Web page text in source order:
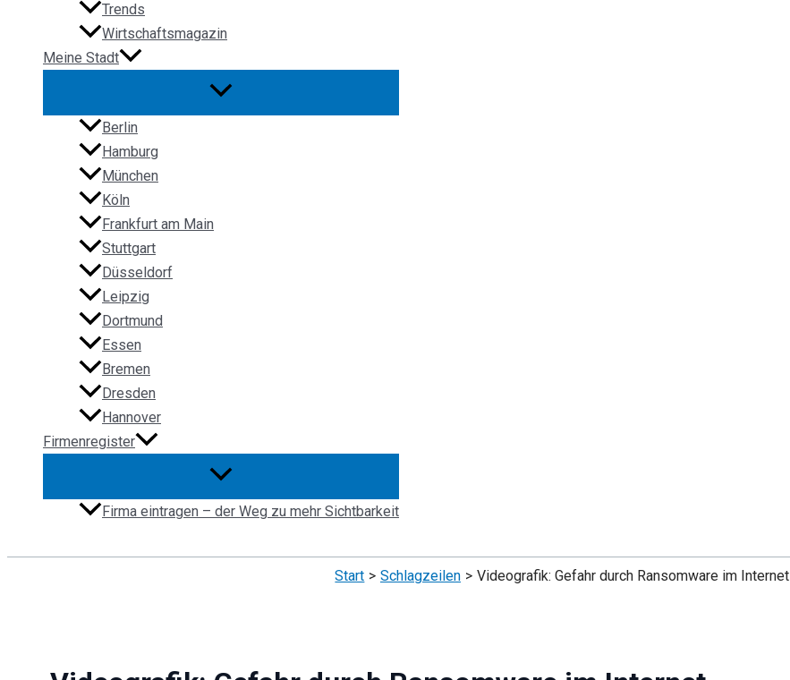
Trends
Wirtschaftsmagazin
Meine Stadt
Berlin
Hamburg
München
Köln
Frankfurt am Main
Stuttgart
Düsseldorf
Leipzig
Dortmund
Essen
Bremen
Dresden
Hannover
Firmenregister
Firma eintragen – der Weg zu mehr Sichtbarkeit
Start Schlagzeilen Videografik: Gefahr durch Ransomware im Internet